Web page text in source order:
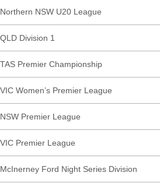
Northern NSW U20 League
QLD Division 1
TAS Premier Championship
VIC Women’s Premier League
NSW Premier League
VIC Premier League
McInerney Ford Night Series Division